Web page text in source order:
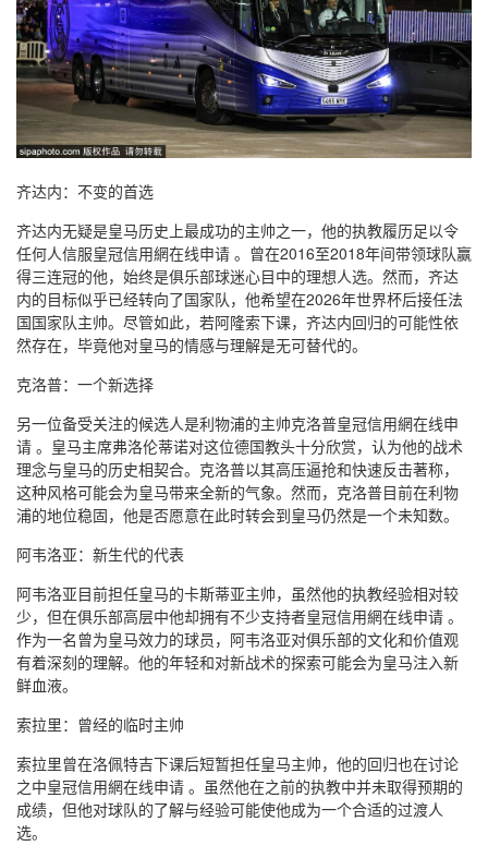
齐达内：不变的首选
齐达内无疑是皇马历史上最成功的主帅之一，他的执教履历足以令
任何人信服皇冠信用網在线申请 。曾在2016至2018年间带领球队赢
得三连冠的他，始终是俱乐部球迷心目中的理想人选。然而，齐达
内的目标似乎已经转向了国家队，他希望在2026年世界杯后接任法
国国家队主帅。尽管如此，若阿隆索下课，齐达内回归的可能性依
然存在，毕竟他对皇马的情感与理解是无可替代的。
克洛普：一个新选择
另一位备受关注的候选人是利物浦的主帅克洛普皇冠信用網在线申
请 。皇马主席弗洛伦蒂诺对这位德国教头十分欣赏，认为他的战术
理念与皇马的历史相契合。克洛普以其高压逼抢和快速反击著称，
这种风格可能会为皇马带来全新的气象。然而，克洛普目前在利物
浦的地位稳固，他是否愿意在此时转会到皇马仍然是一个未知数。
阿韦洛亚：新生代的代表
阿韦洛亚目前担任皇马的卡斯蒂亚主帅，虽然他的执教经验相对较
少，但在俱乐部高层中他却拥有不少支持者皇冠信用網在线申请 。
作为一名曾为皇马效力的球员，阿韦洛亚对俱乐部的文化和价值观
有着深刻的理解。他的年轻和对新战术的探索可能会为皇马注入新
鲜血液。
索拉里：曾经的临时主帅
索拉里曾在洛佩特吉下课后短暂担任皇马主帅，他的回归也在讨论
之中皇冠信用網在线申请 。虽然他在之前的执教中并未取得预期的
成绩，但他对球队的了解与经验可能使他成为一个合适的过渡人
选。